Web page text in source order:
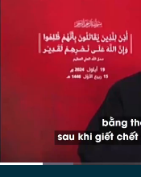
Chuyên mục
Chuyên mục khác
Chào ngày mới
Đổi mật khẩu
Tin đã lưu
Tin đã xem
Đăng xuất